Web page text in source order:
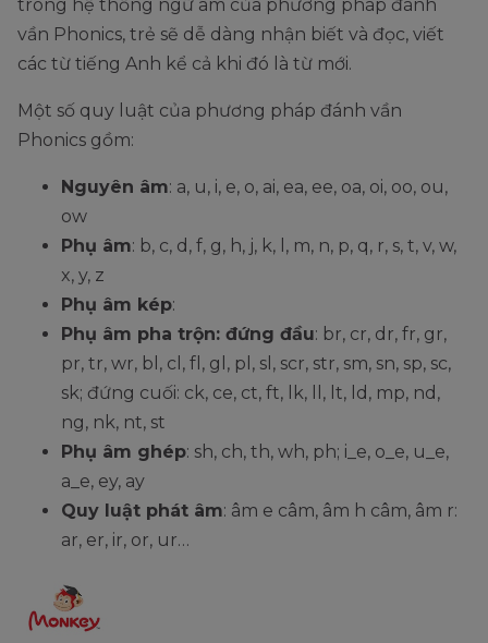
trong hệ thống ngữ âm của phương pháp đánh
vần Phonics, trẻ sẽ dễ dàng nhận biết và đọc, viết
các từ tiếng Anh kể cả khi đó là từ mới.
Một số quy luật của phương pháp đánh vần
Phonics gồm:
Nguyên âm: a, u, i, e, o, ai, ea, ee, oa, oi, oo, ou,
ow
Phụ âm: b, c, d, f, g, h, j, k, l, m, n, p, q, r, s, t, v, w,
x, y, z
Phụ âm kép:
Phụ âm pha trộn: đứng đầu: br, cr, dr, fr, gr,
pr, tr, wr, bl, cl, fl, gl, pl, sl, scr, str, sm, sn, sp, sc,
sk; đứng cuối: ck, ce, ct, ft, lk, ll, lt, ld, mp, nd,
ng, nk, nt, st
Phụ âm ghép: sh, ch, th, wh, ph; i_e, o_e, u_e,
a_e, ey, ay
Quy luật phát âm: âm e câm, âm h câm, âm r:
ar, er, ir, or, ur…